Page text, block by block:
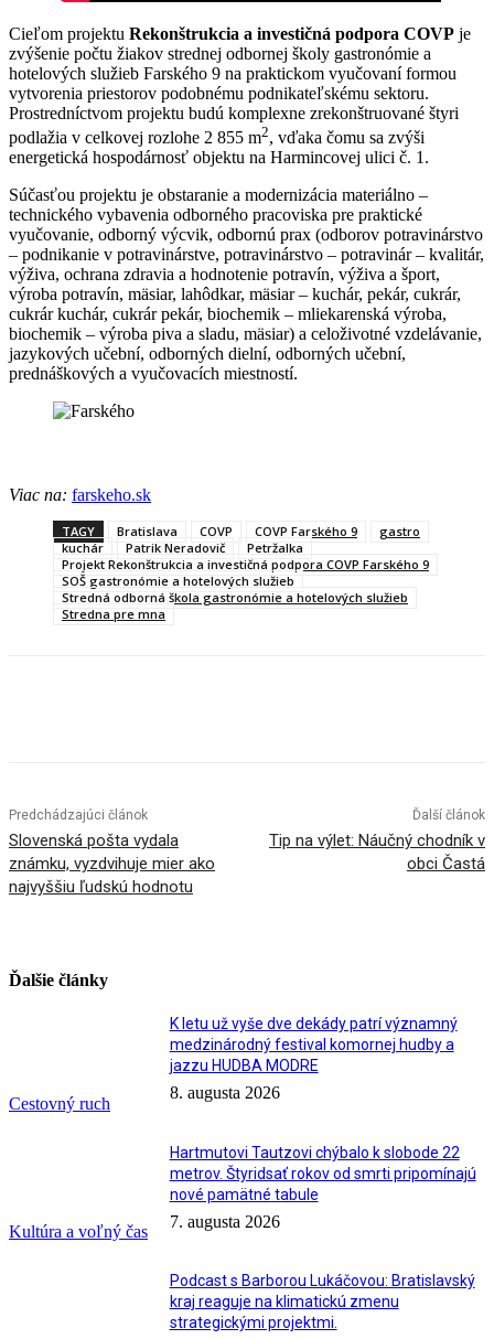
Cieľom projektu Rekonštrukcia a investičná podpora COVP je
zvýšenie počtu žiakov strednej odbornej školy gastronómie a
hotelových služieb Farského 9 na praktickom vyučovaní formou
vytvorenia priestorov podobnému podnikateľskému sektoru.
Prostredníctvom projektu budú komplexne zrekonštruované štyri
podlažia v celkovej rozlohe 2 855 m2, vďaka čomu sa zvýši
energetická hospodárnosť objektu na Harmincovej ulici č. 1.
Súčasťou projektu je obstaranie a modernizácia materiálno –
technického vybavenia odborného pracoviska pre praktické
vyučovanie, odborný výcvik, odbornú prax (odborov potravinárstvo
– podnikanie v potravinárstve, potravinárstvo – potravinár – kvalitár,
výživa, ochrana zdravia a hodnotenie potravín, výživa a šport,
výroba potravín, mäsiar, lahôdkar, mäsiar – kuchár, pekár, cukrár,
cukrár kuchár, cukrár pekár, biochemik – mliekarenská výroba,
biochemik – výroba piva a sladu, mäsiar) a celoživotné vzdelávanie,
jazykových učební, odborných dielní, odborných učební,
prednáškových a vyučovacích miestností.
Viac na: farskeho.sk
TAGY Bratislava COVP COVP Farského 9
gastro
kuchár
Patrik Neradovič
Petržalka
Projekt Rekonštrukcia a investičná podpora COVP Farského 9
SOŠ gastronómie a hotelových služieb
Stredná odborná škola gastronómie a hotelových služieb
Stredna pre mna
Predchádzajúci článok
Slovenská pošta vydala
známku, vyzdvihuje mier ako
najvyššiu ľudskú hodnotu
Ďalší článok
Tip na výlet: Náučný chodník v
obci Častá
Ďalšie články
Cestovný ruch
K letu už vyše dve dekády patrí významný
medzinárodný festival komornej hudby a
jazzu HUDBA MODRE
8. augusta 2026
Kultúra a voľný čas
Hartmutovi Tautzovi chýbalo k slobode 22
metrov. Štyridsať rokov od smrti pripomínajú
nové pamätné tabule
7. augusta 2026
Podcast s Barborou Lukáčovou: Bratislavský
kraj reaguje na klimatickú zmenu
strategickými projektmi.